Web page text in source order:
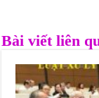
Bài viết liên